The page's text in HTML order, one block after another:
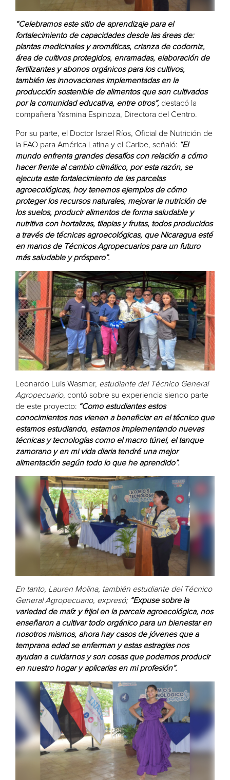
“Celebramos este sitio de aprendizaje para el
fortalecimiento de capacidades desde las áreas de:
plantas medicinales y aromáticas, crianza de codorniz,
área de cultivos protegidos, enramadas, elaboración de
fertilizantes y abonos orgánicos para los cultivos,
también las innovaciones implementadas en la
producción sostenible de alimentos que son cultivados
por la comunidad educativa, entre otros”, destacó la
compañera Yasmina Espinoza, Directora del Centro.
Por su parte, el Doctor Israel Ríos, Oficial de Nutrición de
la FAO para América Latina y el Caribe, señaló: “El
mundo enfrenta grandes desafíos con relación a cómo
hacer frente al cambio climático, por esta razón, se
ejecuta este fortalecimiento de las parcelas
agroecológicas, hoy tenemos ejemplos de cómo
proteger los recursos naturales, mejorar la nutrición de
los suelos, producir alimentos de forma saludable y
nutritiva con hortalizas, tilapias y frutas, todos producidos
a través de técnicas agroecológicas, que Nicaragua esté
en manos de Técnicos Agropecuarios para un futuro
más saludable y próspero”.
Leonardo Luis Wasmer, estudiante del Técnico General
Agropecuario, contó sobre su experiencia siendo parte
de este proyecto: “Como estudiantes estos
conocimientos nos vienen a beneficiar en el técnico que
estamos estudiando, estamos implementando nuevas
técnicas y tecnologías como el macro túnel, el tanque
zamorano y en mi vida diaria tendré una mejor
alimentación según todo lo que he aprendido”.
En tanto, Lauren Molina, también estudiante del Técnico
General Agropecuario, expresó; “Expuse sobre la
variedad de maíz y frijol en la parcela agroecológica, nos
enseñaron a cultivar todo orgánico para un bienestar en
nosotros mismos, ahora hay casos de jóvenes que a
temprana edad se enferman y estas estragias nos
ayudan a cuidarnos y son cosas que podemos producir
en nuestro hogar y aplicarlas en mi profesión”.